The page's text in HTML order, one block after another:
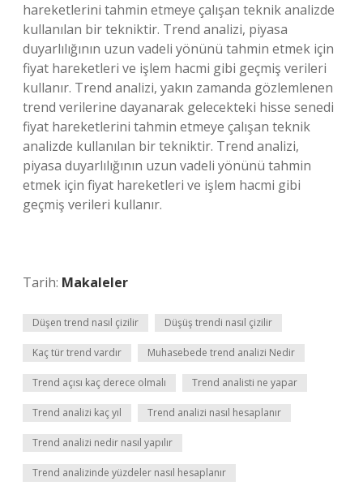
hareketlerini tahmin etmeye çalışan teknik analizde
kullanılan bir tekniktir. Trend analizi, piyasa
duyarlılığının uzun vadeli yönünü tahmin etmek için
fiyat hareketleri ve işlem hacmi gibi geçmiş verileri
kullanır. Trend analizi, yakın zamanda gözlemlenen
trend verilerine dayanarak gelecekteki hisse senedi
fiyat hareketlerini tahmin etmeye çalışan teknik
analizde kullanılan bir tekniktir. Trend analizi,
piyasa duyarlılığının uzun vadeli yönünü tahmin
etmek için fiyat hareketleri ve işlem hacmi gibi
geçmiş verileri kullanır.
Tarih: Makaleler
Düşen trend nasıl çizilir Düşüş trendi nasıl çizilir
Kaç tür trend vardır Muhasebede trend analizi Nedir
Trend açısı kaç derece olmalı Trend analisti ne yapar
Trend analizi kaç yıl Trend analizi nasıl hesaplanır
Trend analizi nedir nasıl yapılır
Trend analizinde yüzdeler nasıl hesaplanır